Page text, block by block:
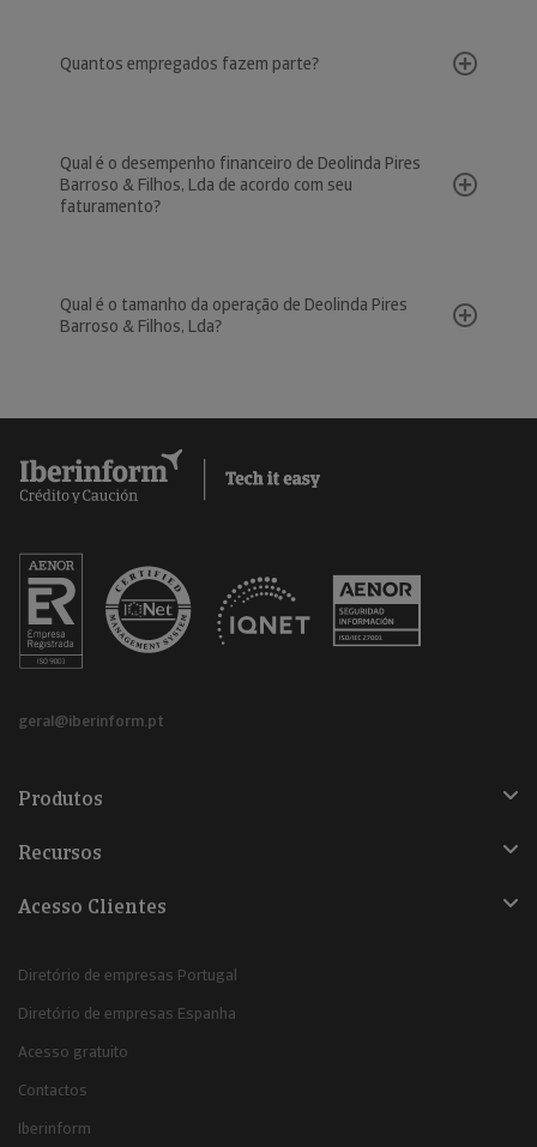
Quantos empregados fazem parte?
Qual é o desempenho financeiro de Deolinda Pires
Barroso & Filhos, Lda de acordo com seu
faturamento?
Qual é o tamanho da operação de Deolinda Pires
Barroso & Filhos, Lda?
geral@iberinform.pt
Produtos
Recursos
Acesso Clientes
Diretório de empresas Portugal
Diretório de empresas Espanha
Acesso gratuito
Contactos
Iberinform